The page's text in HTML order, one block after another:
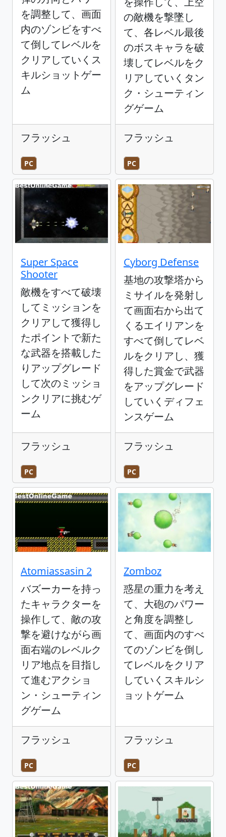
を調整して、画面
内のゾンビをすべ
て倒してレベルを
クリアしていくス
キルショットゲー
ム
フラッシュ
PC
の敵機を撃墜し
て、各レベル最後
のボスキャラを破
壊してレベルをク
リアしていくタン
ク・シューティン
グゲーム
フラッシュ
PC
Super Space
Shooter
敵機をすべて破壊
してミッションを
クリアして獲得し
たポイントで新た
な武器を搭載した
りアップグレード
して次のミッショ
ンクリアに挑むゲ
ーム
フラッシュ
PC
Cyborg Defense
基地の攻撃塔から
ミサイルを発射し
て画面右から出て
くるエイリアンを
すべて倒してレベ
ルをクリアし、獲
得した賞金で武器
をアップグレード
していくディフェ
ンスゲーム
フラッシュ
PC
Atomiassasin 2
バズーカーを持っ
たキャラクターを
操作して、敵の攻
撃を避けながら画
面右端のレベルク
リア地点を目指し
て進むアクショ
ン・シューティン
グゲーム
フラッシュ
PC
Zomboz
惑星の重力を考え
て、大砲のパワー
と角度を調整し
て、画面内のすべ
てのゾンビを倒し
てレベルをクリア
していくスキルシ
ョットゲーム
フラッシュ
PC